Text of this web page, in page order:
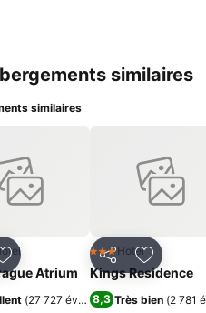
similaires
similaires
Ajouter à mes favoris
Atrium
(27 727 évaluations)
PartagerAjouter
3 ÉtoilesHotel
Kings Residence
8,3 Très bien (2 781